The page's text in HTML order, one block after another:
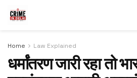
Home Law Explained
धर्मांतरण जारी रहा तो